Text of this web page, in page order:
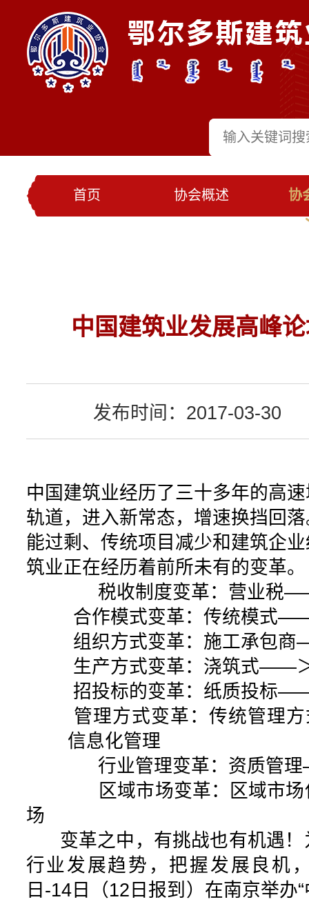
首页 协会概述 协
中国建筑业发展高峰
发布时间：2017-03-30
中国建筑业经历了三十多年的高
轨道，进入新常态，增速换挡回
能过剩、传统项目减少和建筑企
筑业正在经历着前所未有的变革。
税收制度变革：营业税——
合作模式变革：传统模式
组织方式变革：施工承包
生产方式变革：浇筑式——
招投标的变革：纸质投标
管理方式变革：传统管理
信息化管理
行业管理变革：资质管理
区域市场变革：区域市场
场
变革之中，有挑战也有机遇！
行业发展趋势，把握发展良机
日-14日（12日报到）在南京举办